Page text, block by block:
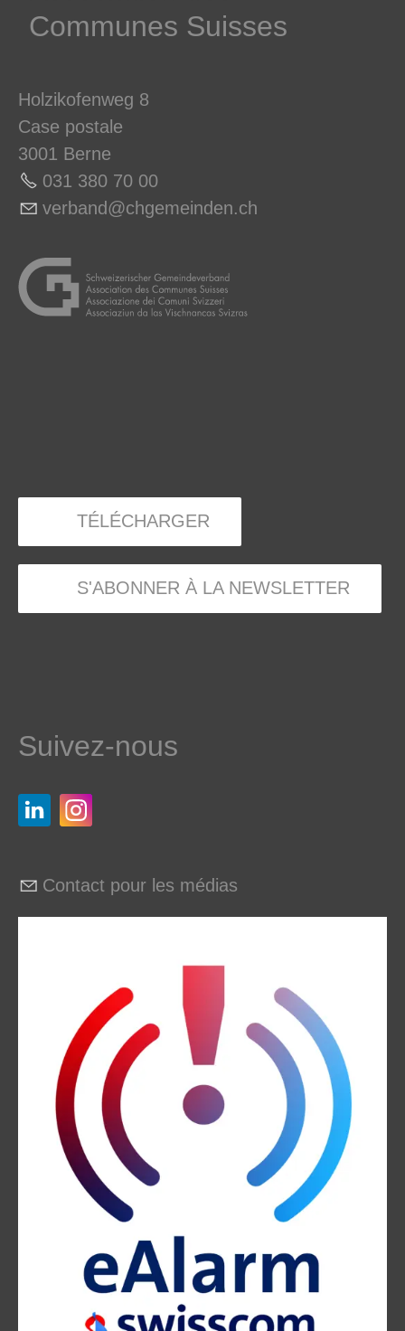
Communes ­Suisses
Holzikofenweg 8
Case postale
3001 Berne
031 380 70 00
v rb nd chg m nd n ch
TÉLÉCHARGER
S'ABONNER À LA NEWSLETTER
Suivez-nous
Contact pour les médias